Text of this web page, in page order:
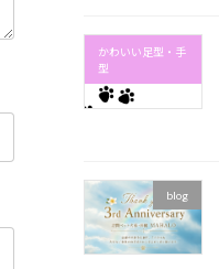
かわいい足型・手
型
blog